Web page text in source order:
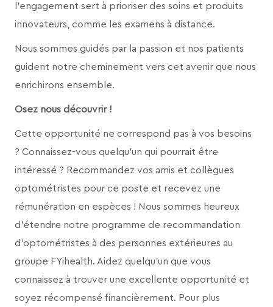
l'engagement sert à prioriser des soins et produits
innovateurs, comme les examens à distance.
Nous sommes guidés par la passion et nos patients
guident notre cheminement vers cet avenir que nous
enrichirons ensemble.
Osez nous découvrir !
Cette opportunité ne correspond pas à vos besoins
? Connaissez-vous quelqu'un qui pourrait être
intéressé ? Recommandez vos amis et collègues
optométristes pour ce poste et recevez une
rémunération en espèces ! Nous sommes heureux
d'étendre notre programme de recommandation
d'optométristes à des personnes extérieures au
groupe FYihealth. Aidez quelqu'un que vous
connaissez à trouver une excellente opportunité et
soyez récompensé financièrement. Pour plus